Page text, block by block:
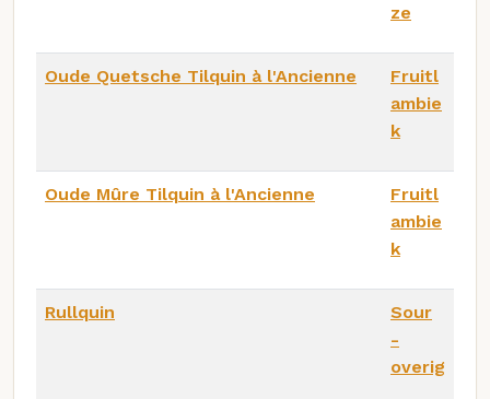
ze
Oude Quetsche Tilquin à l'Ancienne
Fruitl
ambie
k
Oude Mûre Tilquin à l'Ancienne
Fruitl
ambie
k
Rullquin
Sour
-
overig